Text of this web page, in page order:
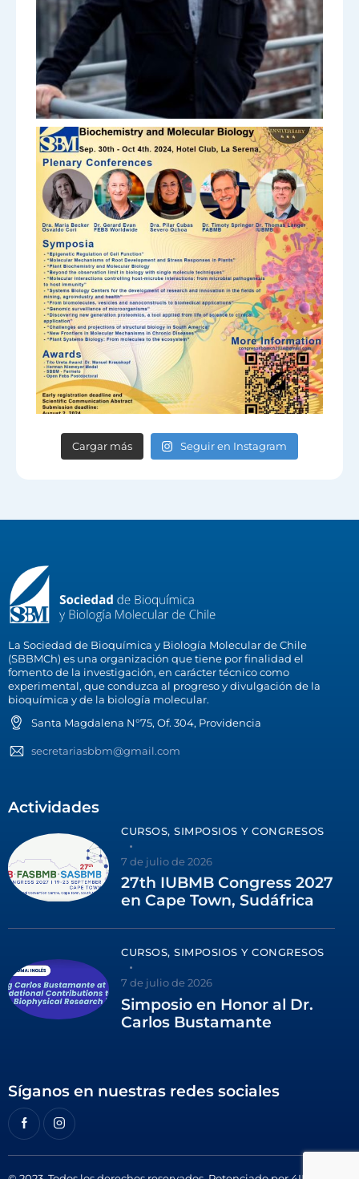
Cargar más Seguir en Instagram
La Sociedad de Bioquímica y Biología Molecular de Chile
(SBBMCh) es una organización que tiene por finalidad el
fomento de la investigación, en carácter técnico como
experimental, que conduzca al progreso y divulgación de la
bioquímica y de la biología molecular.
Santa Magdalena N°75, Of. 304, Providencia
secretariasbbm@gmail.com
Actividades
CURSOS, SIMPOSIOS Y CONGRESOS
7 de julio de 2026
27th IUBMB Congress 2027
en Cape Town, Sudáfrica
CURSOS, SIMPOSIOS Y CONGRESOS
7 de julio de 2026
Simposio en Honor al Dr.
Carlos Bustamante
Síganos en nuestras redes sociales